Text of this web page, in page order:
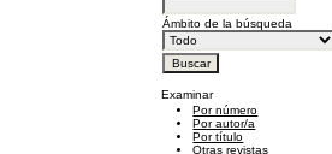
Ámbito de la búsqueda
Examinar
Por número
Por autor/a
Por título
Otras revistas